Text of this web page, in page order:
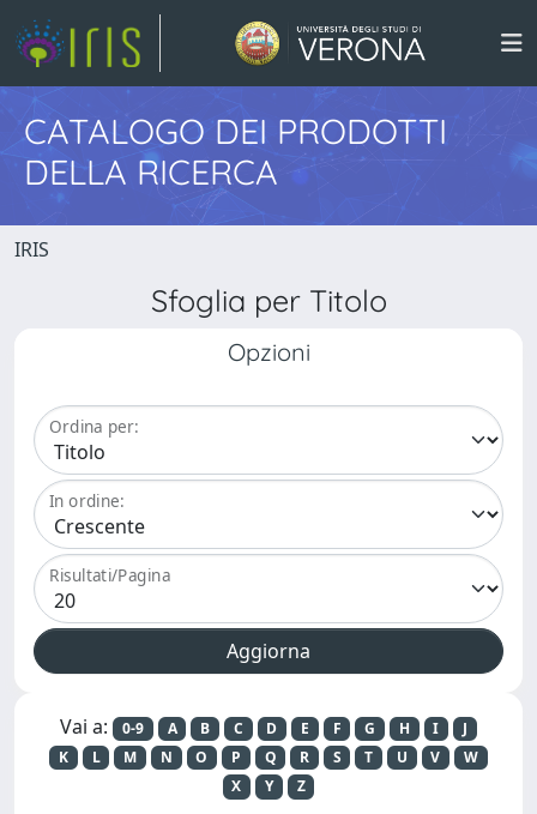
CATALOGO DEI PRODOTTI
DELLA RICERCA
IRIS
Sfoglia per Titolo
Opzioni
Ordina per:
In ordine:
Risultati/Pagina
Vai a: 0-9 A B C D E F G H I
J
K
L M N O P Q R S T U V
W
X
Y Z